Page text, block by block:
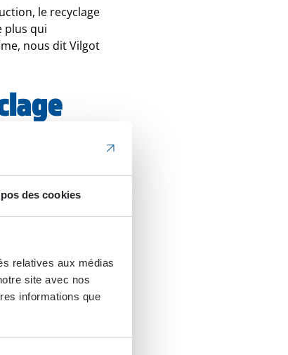
des cookies
relatives aux médias
site avec nos
informations que
le recyclage
plus qui
nous dit Vilgot
côtés
ce godet
comme une
la
le godet
ce qui